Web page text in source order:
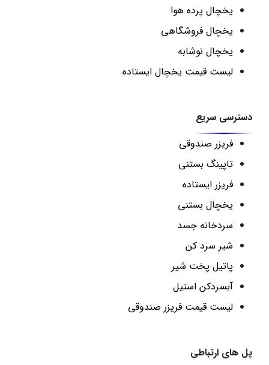
یخچال پرده هوا
یخچال فروشگاهی
یخچال نوشابه
لیست قیمت یخچال ایستاده
دسترسی سریع
فریزر صندوقی
تاپینگ بستنی
فریزر ایستاده
یخچال بستنی
سردخانه جسد
شیر سرد کن
پاتیل پخت شیر
آبسردکن استیل
لیست قیمت فریزر صندوقی
پل های ارتباطی